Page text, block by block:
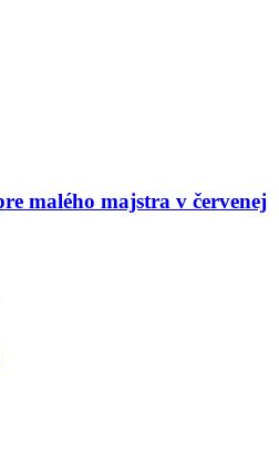
malého majstra v červenej